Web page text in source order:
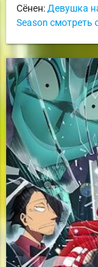
Сёнен: Девушка
Season смотреть